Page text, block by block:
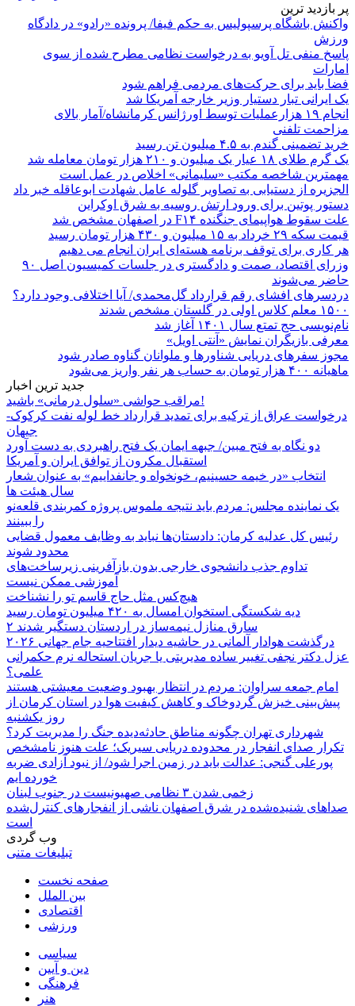
پر بازدید ترین
واکنش باشگاه پرسپولیس به حکم فیفا/ پرونده «رادو» در دادگاه
ورزش
پاسخ منفی تل آویو به درخواست نظامی مطرح شده از سوی
امارات
فضا باید برای حرکت‌های مردمی فراهم شود
یک ایرانی تبار دستیار وزیر خارجه آمریکا شد
انجام ۱۹ هزارعملیات توسط اورژانس کرمانشاه/آمار بالای
مزاحمت تلفنی
خرید تضمینی گندم به ۴.۵ میلیون تن رسید
یک گرم طلای ۱۸ عیار یک میلیون و ۲۱۰ هزار تومان معامله شد
مهمترین شاخصه مکتب «سلیمانی» اخلاص در عمل است
الجزیره از دستیابی به تصاویر گلوله عامل شهادت ابوعاقله خبر داد
دستور پوتین برای ورود ارتش روسیه به شرق اوکراین
علت سقوط هواپیمای جنگنده F۱۴ در اصفهان مشخص شد
قیمت سکه ۲۹ خرداد به ۱۵ میلیون و ۴۳۰ هزار تومان رسید
هر کاری برای توقف برنامه هسته‌ای ایران انجام می دهیم
وزرای اقتصاد، صمت و دادگستری در جلسات کمیسیون اصل ۹۰
حاضر می‌شوند
دردسرهای افشای رقم قرارداد گل‌محمدی/ آیا اختلافی وجود دارد؟
۱۵۰۰ معلم کلاس اولی در گلستان مشخص شدند
نام‌نویسی حج تمتع سال ۱۴۰۱ آغاز شد
معرفی بازیگران نمایش «آنتی اویل»
مجوز سفرهای دریایی شناورها و ملوانان گناوه صادر شود
ماهیانه ۴۰۰ هزار تومان به حساب هر نفر واریز می‌شود
جدید ترین اخبار
مراقب حواشی «سلول درمانی» باشید!
درخواست عراق از ترکیه برای تمدید قرارداد خط لوله نفت کرکوک-
جیهان
دو نگاه به فتح مبین/ جبهه ایمان یک فتح راهبردی به دست آورد
استقبال مکرون از توافق ایران و آمریکا
انتخاب «در خیمه حسینیم، خونخواه و جانفداییم» به عنوان شعار
سال هیئت ها
یک نماینده مجلس: مردم باید نتیجه ملموس پروژه کمربندی قلعه‌نو
را ببینند
رئیس کل عدلیه کرمان: دادستان‌ها نباید به وظایف معمول قضایی
محدود شوند
تداوم جذب دانشجوی خارجی بدون بازآفرینی زیرساخت‌های
آموزشی ممکن نیست
هیچ‌کس مثل حاج قاسم تو را نشناخت
دیه شکستگی استخوان امسال به ۴۲۰ میلیون تومان رسید
۲ سارق منازل نیمه‌ساز در اردستان دستگیر شدند
درگذشت هوادار آلمانی در حاشیه دیدار افتتاحیه جام جهانی ۲۰۲۶
عزل دکتر نجفی تغییر ساده مدیریتی یا جریان استحاله نرم حکمرانی
علمی؟
امام جمعه سراوان: مردم در انتظار بهبود وضعیت معیشتی هستند
پیش‌بینی خیزش گردوخاک و کاهش کیفیت هوا در استان کرمان از
روز یکشنبه
شهرداری تهران چگونه مناطق حادثه‌دیده جنگ را مدیریت کرد؟
تکرار صدای انفجار در محدوده دریایی سیریک؛ علت هنوز نامشخص
پورعلی گنجی: عدالت باید در زمین اجرا شود/ از نبود آزادی ضربه
خورده ایم
زخمی شدن ۳ نظامی صهیونیست در جنوب لبنان
صداهای شنیده‌شده در شرق اصفهان ناشی از انفجارهای کنترل‌شده
است
وب گردی
تبلیغات متنی
صفحه نخست
بین الملل
اقتصادی
ورزشی
سیاسی
دین و آیین
فرهنگی
هنر